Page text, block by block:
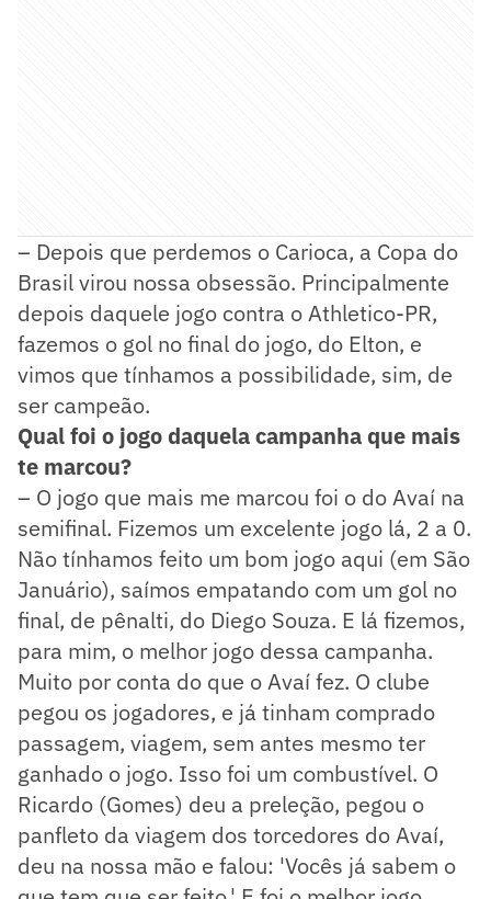
– Depois que perdemos o Carioca, a Copa do
Brasil virou nossa obsessão. Principalmente
depois daquele jogo contra o Athletico-PR,
fazemos o gol no final do jogo, do Elton, e
vimos que tínhamos a possibilidade, sim, de
ser campeão.
Qual foi o jogo daquela campanha que mais
te marcou?
– O jogo que mais me marcou foi o do Avaí na
semifinal. Fizemos um excelente jogo lá, 2 a 0.
Não tínhamos feito um bom jogo aqui (em São
Januário), saímos empatando com um gol no
final, de pênalti, do Diego Souza. E lá fizemos,
para mim, o melhor jogo dessa campanha.
Muito por conta do que o Avaí fez. O clube
pegou os jogadores, e já tinham comprado
passagem, viagem, sem antes mesmo ter
ganhado o jogo. Isso foi um combustível. O
Ricardo (Gomes) deu a preleção, pegou o
panfleto da viagem dos torcedores do Avaí,
deu na nossa mão e falou: 'Vocês já sabem o